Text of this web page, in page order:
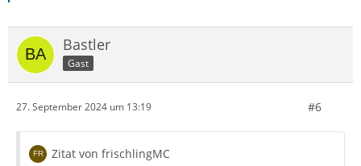
Bastler
Gast
27. September 2024 um 13:19 #6
Zitat von frischlingMC